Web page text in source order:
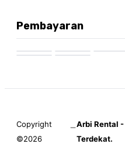
Pembayaran
Copyright
©2026
Arbi Rental
Terdekat.